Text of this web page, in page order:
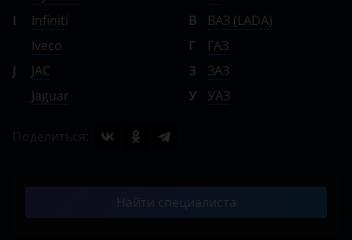
I
Infiniti
Iveco
J
JAC
Jaguar
В
ВАЗ (LADA)
Г
ГАЗ
З
ЗАЗ
У
УАЗ
Найти специалиста